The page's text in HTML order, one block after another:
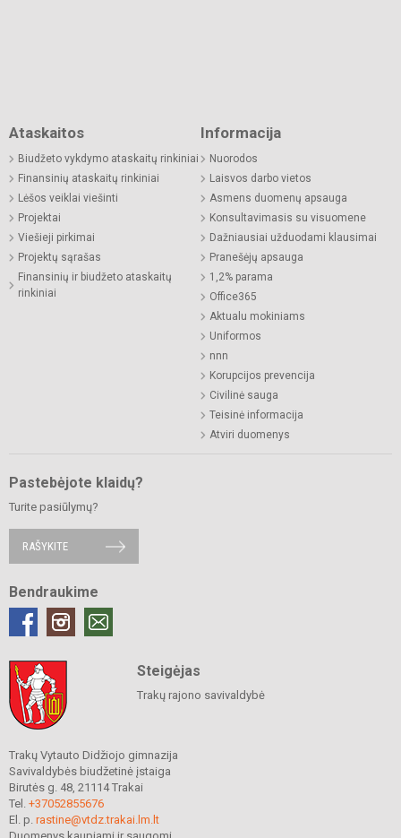
Ataskaitos
Biudžeto vykdymo ataskaitų rinkiniai
Finansinių ataskaitų rinkiniai
Lėšos veiklai viešinti
Projektai
Viešieji pirkimai
Projektų sąrašas
Finansinių ir biudžeto ataskaitų
rinkiniai
Informacija
Nuorodos
Laisvos darbo vietos
Asmens duomenų apsauga
Konsultavimasis su visuomene
Dažniausiai užduodami klausimai
Pranešėjų apsauga
1,2% parama
Office365
Aktualu mokiniams
Uniformos
nnn
Korupcijos prevencija
Civilinė sauga
Teisinė informacija
Atviri duomenys
Pastebėjote klaidų?
Turite pasiūlymų?
RAŠYKITE
Bendraukime
Steigėjas
Trakų rajono savivaldybė
Trakų Vytauto Didžiojo gimnazija
Savivaldybės biudžetinė įstaiga
Birutės g. 48, 21114 Trakai
Tel. +37052855676
El. p. rastine@vtdz.trakai.lm.lt